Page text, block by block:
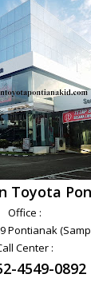
Toyota
Office :
Pontianak
Center :
4549-0892